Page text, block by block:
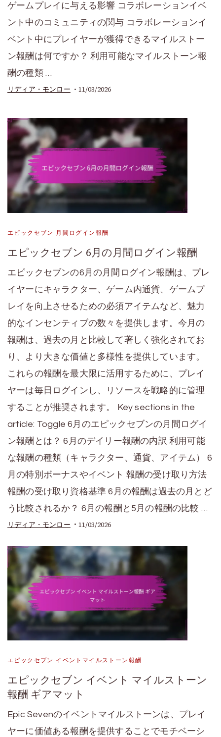
ゲームプレイに与える影響 コラボレーションイベ
ント中のコミュニティの関与 コラボレーションイ
ベント中にプレイヤーが獲得できるマイルストー
ン報酬は何ですか？ 利用可能なマイルストーン報
酬の種類 …
リディア・モンロー 11/03/2026
エピックセブン 月間ログイン報酬
エピックセブン 6月の月間ログイン報酬
エピックセブンの6月の月間ログイン報酬は、プレ
イヤーにキャラクター、ゲーム内通貨、ゲームプ
レイを向上させるための必須アイテムなど、魅力
的なインセンティブの数々を提供します。今月の
報酬は、過去の月と比較して著しく強化されてお
り、より大きな価値と多様性を提供しています。
これらの報酬を最大限に活用するために、プレイ
ヤーは毎日ログインし、リソースを戦略的に管理
することが推奨されます。 Key sections in the
article: Toggle 6月のエピックセブンの月間ログイ
ン報酬とは？ 6月のデイリー報酬の内訳 利用可能
な報酬の種類（キャラクター、通貨、アイテム） 6
月の特別ボーナスやイベント 報酬の受け取り方法
報酬の受け取り資格基準 6月の報酬は過去の月とど
う比較されるか？ 6月の報酬と5月の報酬の比較 …
リディア・モンロー 11/03/2026
エピックセブン イベントマイルストーン報酬
エピックセブン イベント マイルストーン
報酬 ギアマット
Epic Sevenのイベントマイルストーンは、プレイ
ヤーに価値ある報酬を提供することでモチベーシ